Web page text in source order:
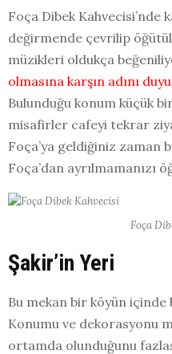
Foça Dibek Kahvecisi’nde
değirmende çevrilip
müzikleri oldukça
olmasına karşın adını
Bulunduğu konum küçük
misafirler cafeyi tekrar
Foça’ya geldiğiniz zaman
Foça’dan ayrılmamanızı
Foça
Şakir’in Yeri
Bu mekan bir köyün içinde
Konumu ve dekorasyonu
ortamda olunduğunu